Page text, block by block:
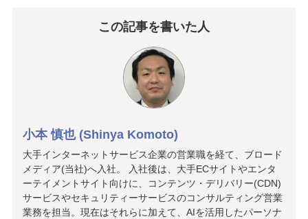
この記事を書いた人
小本 慎也 (Shinya Komoto)
大手インターネットサービス企業の営業職を経て、ブロード
メディア(当社)へ入社。 入社後は、大手ECサイトやエンタ
ーテイメントサイト向けに、コンテンツ・デリバリー(CDN)
サービスやセキュリティーサービスのコンサルティング営業
業務を担当。現在はそれらに加えて、AIを活用したパーソナ